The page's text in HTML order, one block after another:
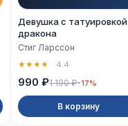
Девушка с татуировкой
дракона
Стиг Ларссон
★★★★ 4.4
990 ₽1 190 ₽-17%
В корзину